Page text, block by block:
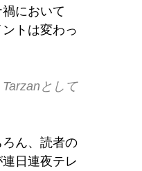
において
トは変わっ
として
ん、読者の
日連夜テレ